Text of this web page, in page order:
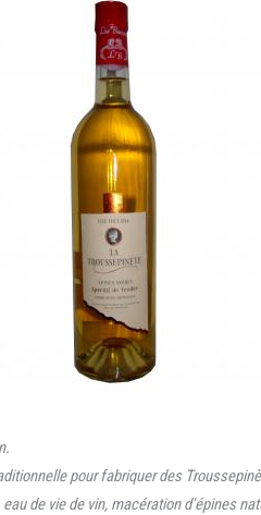
pour fabriquer des
de vie de vin, macération d'épines